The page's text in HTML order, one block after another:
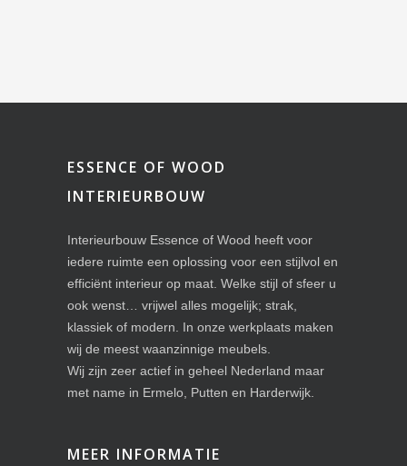
ESSENCE OF WOOD
INTERIEURBOUW
Interieurbouw Essence of Wood heeft voor
iedere ruimte een oplossing voor een stijlvol en
efficiënt interieur op maat. Welke stijl of sfeer u
ook wenst… vrijwel alles mogelijk; strak,
klassiek of modern. In onze werkplaats maken
wij de meest waanzinnige meubels.
Wij zijn zeer actief in geheel Nederland maar
met name in Ermelo, Putten en Harderwijk.
MEER INFORMATIE